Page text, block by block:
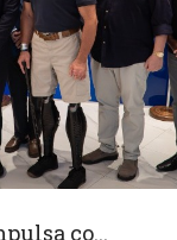
co...